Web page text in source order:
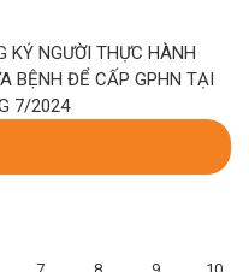
KÝ NGƯỜI THỰC HÀNH
BỆNH ĐỂ CẤP GPHN TẠI
7/2024